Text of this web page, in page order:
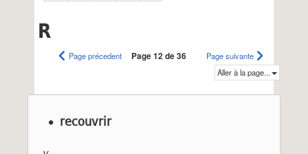
R
Page précedent Page 12 de 36
Page suivante
Aller à la page...
recouvrir